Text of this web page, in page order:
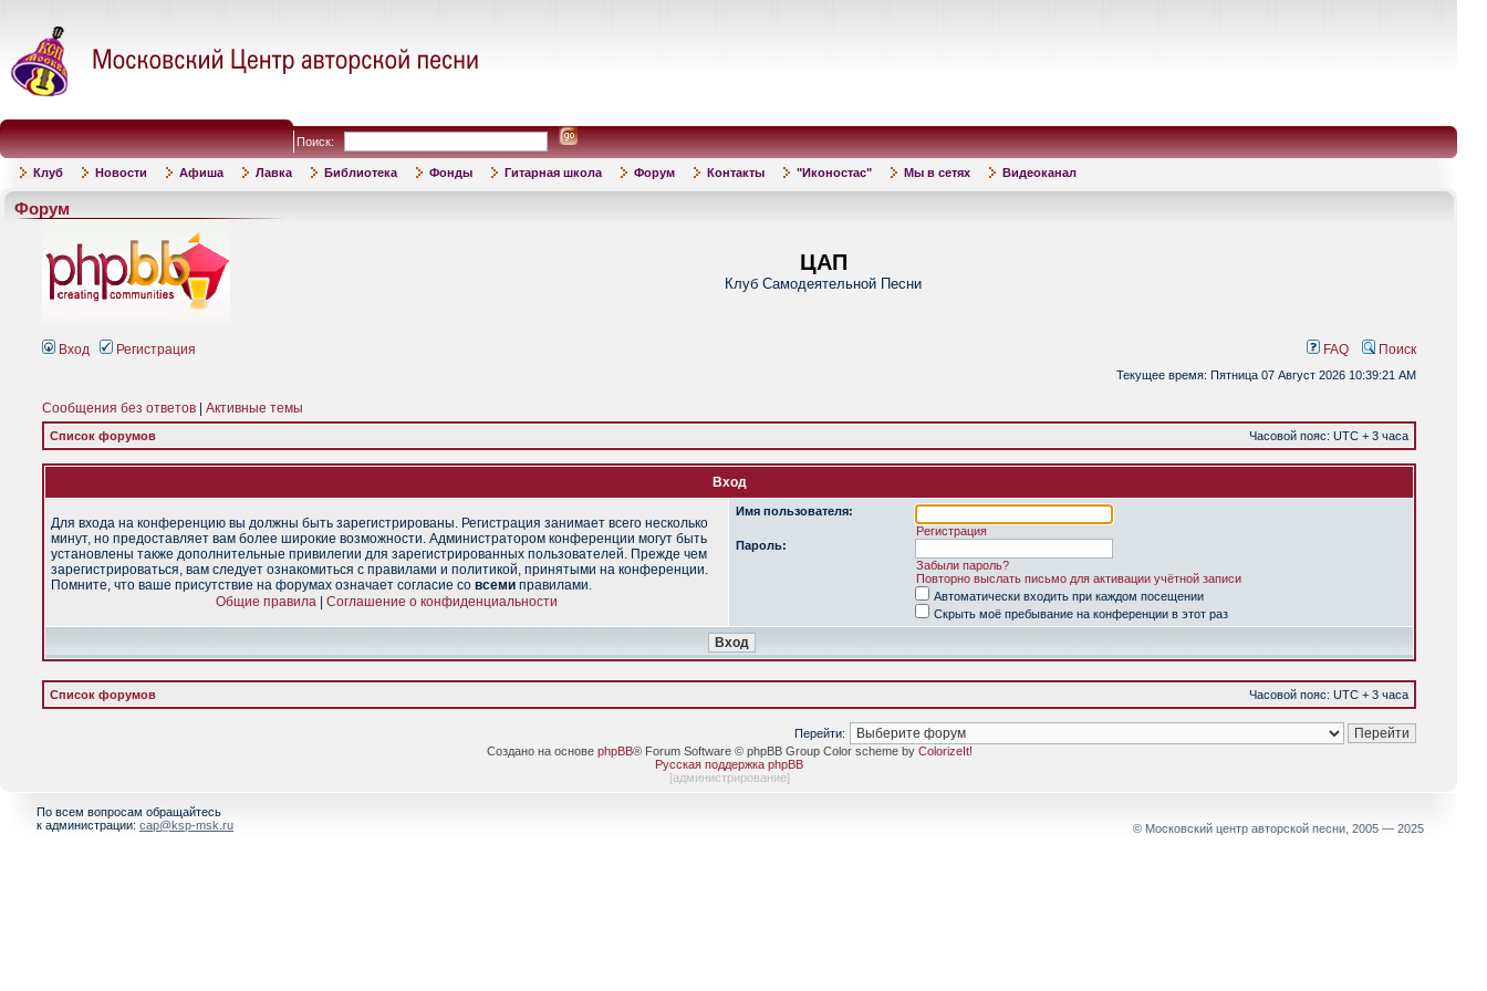
Поиск:
Клуб Новости Афиша Лавка Библиотека Фонды Гитарная школа Форум Контакты "Иконостас" Мы в сетях Видеоканал
Форум
ЦАП
Клуб Самодеятельной Песни
Вход Регистрация FAQ Поиск
Текущее время: Пятница 07 Август 2026 10:39:21 AM
Сообщения без ответов Активные темы
Список форумов Часовой пояс: UTC + 3 часа
Вход
Для входа на конференцию вы должны быть зарегистрированы. Регистрация занимает всего несколько
минут, но предоставляет вам более широкие возможности. Администратором конференции могут быть
установлены также дополнительные привилегии для зарегистрированных пользователей. Прежде чем
зарегистрироваться, вам следует ознакомиться с правилами и политикой, принятыми на конференции.
Помните, что ваше присутствие на форумах означает согласие со всеми правилами.
Общие правила
Соглашение о конфиденциальности
Имя пользователя:
Регистрация
Пароль:
Забыли пароль?
Повторно выслать письмо для активации учётной записи
Автоматически входить при каждом посещении
Скрыть моё пребывание на конференции в этот раз
Список форумов Часовой пояс: UTC + 3 часа
Перейти:
Создано на основе phpBB® Forum Software © phpBB Group Color scheme by ColorizeIt!
Русская поддержка phpBB
[администрирование]
По всем вопросам обращайтесь
к администрации: cap@ksp-msk.ru © Московский центр авторской песни, 2005 — 2025